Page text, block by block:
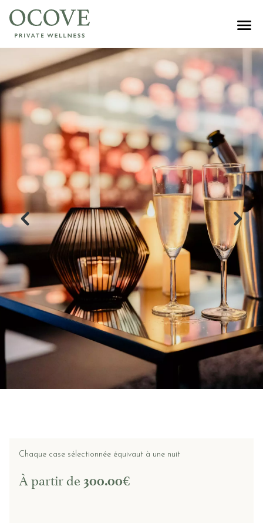
ACCUEIL
NOS GÎTES
Forest – 2 pers.
Solè – 2 pers.
Infiny – 2 pers.
Bonzen – 2 pers.
WELLNESS JOURNÉE
OPTIONS ET FORMULES
BONS CADEAUX
PANIER
NOUS CONTACTER
Chaque case sélectionnée équivaut à une nuit
À partir de 300.00€